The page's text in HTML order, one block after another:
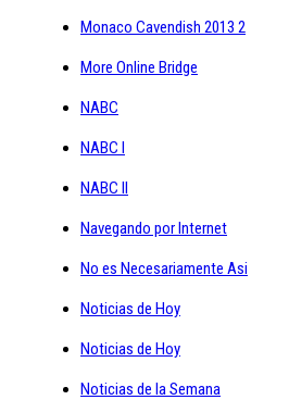
Monaco Cavendish 2013 2
More Online Bridge
NABC
NABC I
NABC II
Navegando por Internet
No es Necesariamente Asi
Noticias de Hoy
Noticias de Hoy
Noticias de la Semana